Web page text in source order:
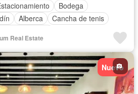
Bodega
Alberca
Cancha de tenis
Real Estate
Nuevo